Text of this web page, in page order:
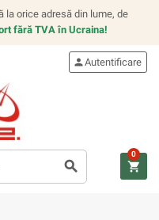
la orice adresă din lume, de
fără TVA în Ucraina!
search
personAutentificare
shopping_cart
0